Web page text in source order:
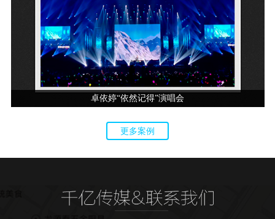
卓依婷“依然记得”演唱会
更多案例